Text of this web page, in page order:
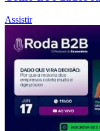
Assistir